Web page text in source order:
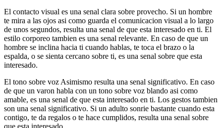
El contacto visual es una senal clara sobre provecho. Si un hombre
te mira a las ojos asi­ como guarda el comunicacion visual a lo largo
de unos segundos, resulta una senal de que esta interesado en ti. El
estilo corporeo tambien es una senal relevante. En caso de que un
hombre se inclina hacia ti cuando hablas, te toca el brazo o la
espalda, o se sienta cercano sobre ti, es una senal sobre que esta
interesado.
El tono sobre voz Asimismo resulta una senal significativo. En caso
de que un varon habla con un tono sobre voz blando asi­ como
amable, es una senal de que esta interesado en ti. Los gestos tambien
son una senal significativo. Si un adulto sonrie bastante cuando esta
contigo, te da regalos o te hace cumplidos, resulta una senal sobre